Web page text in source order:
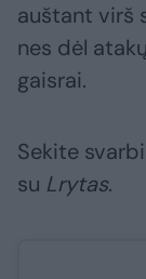
auštant virš
nes dėl
gaisrai.
Sekite
su Lrytas.​​​